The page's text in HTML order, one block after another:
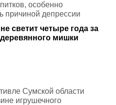
особенно
причиной депрессии
светит четыре года за
мишки
Сумской области
игрушечного